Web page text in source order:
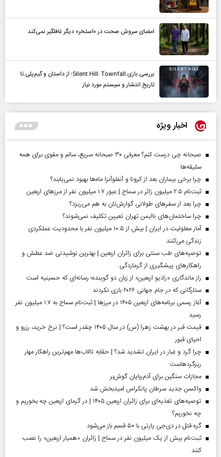
امضای سروش صحت در «استخر» دیگر غافلگیر نمی‌کند
بررسی بازی Silent Hill: Townfall؛ از داستان و گیم‌پلی تا
تاریخ انتشار و سیستم مورد نیاز
اخبار ویژه
صبحانه چی درست کنم؟ معرفی ۳۰ صبحانه سریع، سالم و مقوی برای همه
سلیقه‌ها
چرا برخی بیماران بعد از کرونا و آنفلوآنزا ماه‌ها بهبود نمی‌یابند؟
ثبت‌نام ۲.۵ میلیون زائر در سماح | عبور ۱.۷ میلیون نفر از مرز‌های اربعین
چرا بعد از سفرهای طولانی گوارش‌تان به هم می‌ریزد؟
چرا ساختمان‌های ناایمن تهران تعیین تکلیف نمی‌شوند؟
آمار معلولیت در ایران | بیش از ۱۰.۵ میلیون نفر با محدودیت عملکردی
زندگی می‌کنند
توصیه‌های طب سنتی برای زائران اربعین | بهترین نوشیدنی ضد عطش و
راهکارهای پیشگیری از گرمازدگی
راز ماندگاری «رادیو اربعین» از زبان دو گوینده؛ رسانه‌ای که حسینیه است
ستارگانی که در جام جهانی ۲۰۲۶ بازی نکردند
آغاز رسمی برنامه‌های اربعین ۱۴۰۵ در مرز‌ها | ثبت‌نام سماح به ۱.۷ میلیون نفر
رسید
قیمت قبر در بهشت زهرا (س) در سال ۱۴۰۵ چقدر است؟ | نرخ خرید، رزرو و
احیای قبور
چرا گرد و غبار در ایران تشدید شد؟ | حقابه تالاب‌ها مهم‌ترین راهکار مهار
ریزگردهاست
مجازات سنگین برای آدم‌ربایان گوش‌بر
واکسن جدید سرطان پانکراس امیدبخش شد
توصیه‌های تغذیه‌ای برای زائران اربعین ۱۴۰۵ | در گرمای اربعین چه بخوریم و
چه نخوریم؟
گره قتل در دی‌جی پارتی با ۵۰ قسم باز می‌شود
ثبت‌نام بیش از یک میلیون نفر در سماح | زائران «همیار اربعین» را نصب
کنند